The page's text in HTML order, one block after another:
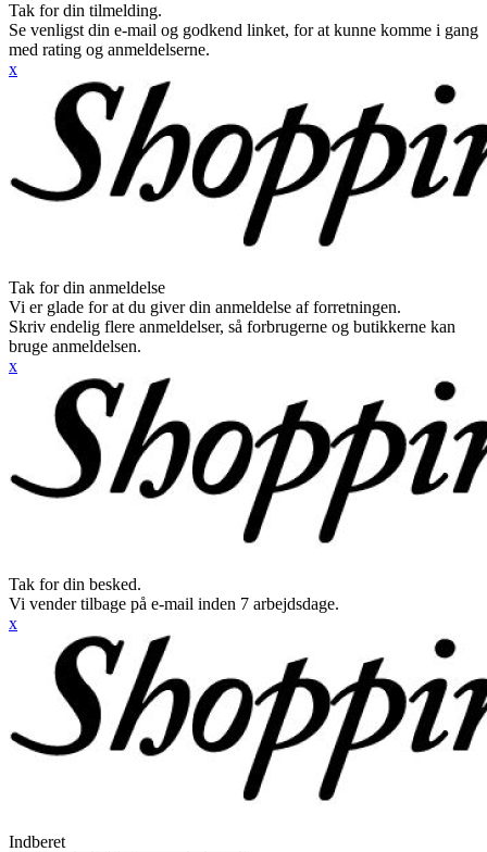
Tak for din tilmelding.
Se venligst din e-mail og godkend linket, for at kunne komme i gang
med rating og anmeldelserne.
x
Tak for din anmeldelse
Vi er glade for at du giver din anmeldelse af forretningen.
Skriv endelig flere anmeldelser, så forbrugerne og butikkerne kan
bruge anmeldelsen.
x
Tak for din besked.
Vi vender tilbage på e-mail inden 7 arbejdsdage.
x
Indberet